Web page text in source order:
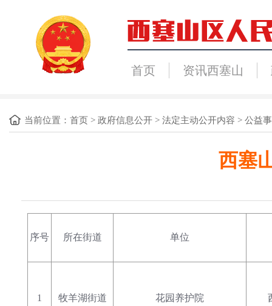
首页 资讯西塞山
当前位置： 首页 > 政府信息公开 > 法定主动公开内容 > 公益
西塞
序号 所在街道 单位
1 牧羊湖街道 花园养护院